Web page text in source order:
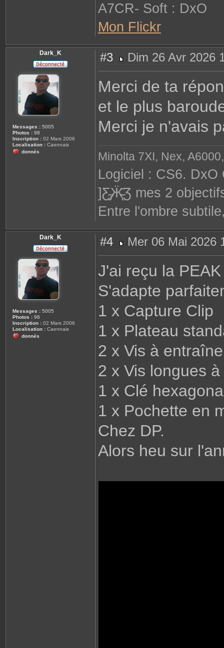
A7CR- Soft : DxO
Mon Flickr
Dark_K
Messages : 5005
Photos : 98
Inscription : 02 Mars 2006
Localisation : Caennais
donnés
#3
e
a
Dim 26 Avr 2026
Merci de ta
et le plus
Merci je n'avais
Minolta 7XI, Nex,
Logiciel : CS6. DxO
]Ƹ̵̡Ӝ̵̨̄Ʒ mes 2
Entre l'ombre
Dark_K
Messages : 5005
Photos : 98
Inscription : 02 Mars 2006
Localisation : Caennais
donnés
#4
e
Mer 06 Mai 2026
J'ai reçu la
S'adapte
1 x Capture Clip
1 x Plateau
2 x Vis à
2 x Vis longues
1 x Clé
1 x Pochette en
Chez DP.
Alors heu sur